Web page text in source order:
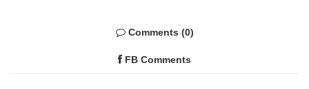
Comments (0)
FB Comments